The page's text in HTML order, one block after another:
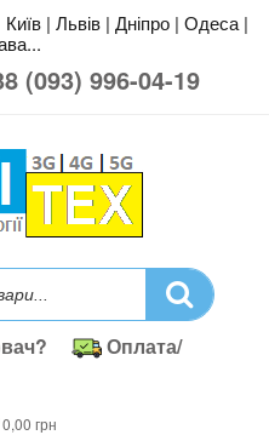
Київ | Львів | Дніпро | Одеса |
(093) 996-04-19
Оплата/
0,00грн